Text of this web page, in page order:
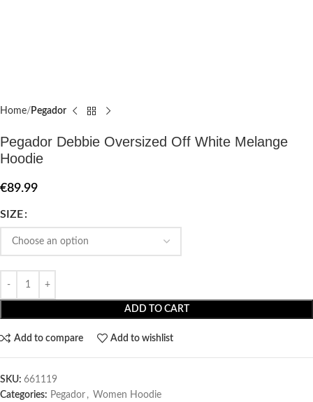
Home Pegador​
Pegador Debbie Oversized Off White Melange
Hoodie
€89.99
SIZE
ADD TO CART
Add to compare Add to wishlist
SKU: 661119
Categories: Pegador​ , Women Hoodie